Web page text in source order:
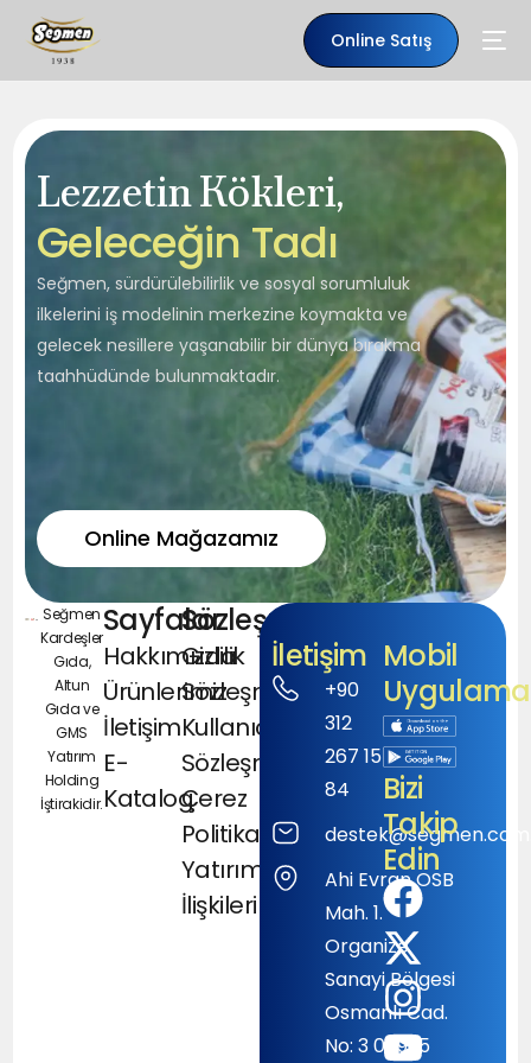
Online Satış
Lezzetin Kökleri,
GeleceğinTadı
Seğmen, sürdürülebilirlik ve sosyal sorumluluk
ilkelerini iş modelinin merkezine koymakta ve
gelecek nesillere yaşanabilir bir dünya bırakma
taahhüdünde bulunmaktadır.
Online Mağazamız
Seğmen
Kardeşler
Gıda,
Altun
Gıda ve
GMS
Yatırım
Holding
İştirakidir.
Sayfalar
Hakkımızda
Ürünlerimiz
İletişim
E-
Katalog
Sözleşmeler
Gizlilik
Sözleşmesi
Kullanıcı
Sözleşmesi
Çerez
Politikası
Yatırımcı
İlişkileri
İletişim
+90
312
267 15
84
Ahi Evran OSB
Mah. 1.
Organize
Sanayi Bölgesi
Osmanlı Cad.
No: 3 06935
Mobil
Bizi
Takip
Edin